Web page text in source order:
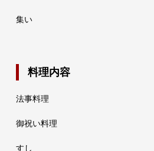
集い
料理内容
法事料理
御祝い料理
すし